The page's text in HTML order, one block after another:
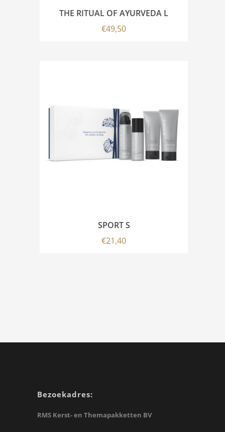
THE RITUAL OF AYURVEDA L
€49,50
SPORT S
€21,40
Bezoekadres:
RMS Kerst- en Themapakketten BV